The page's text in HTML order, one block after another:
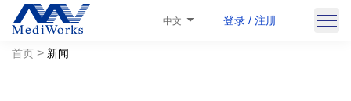
中文 登录 / 注册
首页 > 新闻